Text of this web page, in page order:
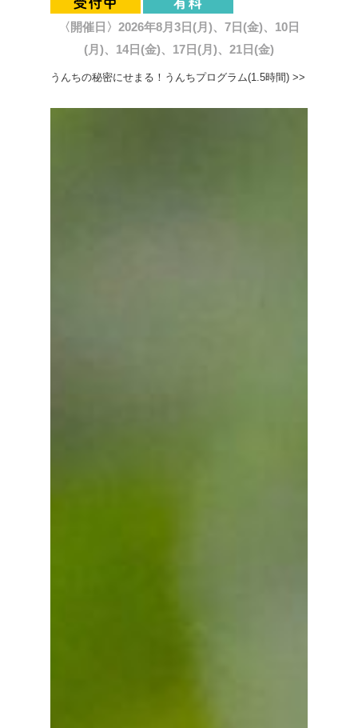
〈開催日〉2026年8月3日(月)、7日(金)、10日
(月)、14日(金)、17日(月)、21日(金)
うんちの秘密にせまる！うんちプログラム(1.5時間) >>